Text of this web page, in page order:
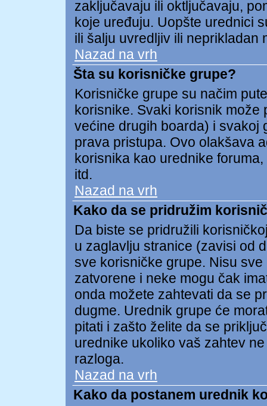
zaključavaju ili oktljučavaju,
koje uređuju. Uopšte urednici
ili šalju uvredljiv ili neprikladan
Nazad na vrh
Šta su korisničke grupe?
Korisničke grupe su načim
korisnike. Svaki korisnik može
većine drugih boarda) i svakoj
prava pristupa. Ovo olakšava
korisnika kao urednike
itd.
Nazad na vrh
Kako da se pridružim
Da biste se pridružili
u zaglavlju stranice (zavisi od
sve korisničke grupe. Nisu
zatvorene i neke mogu čak
onda možete zahtevati da se
dugme. Urednik grupe će
pitati i zašto želite da se
urednike ukoliko vaš zahtev
razloga.
Nazad na vrh
Kako da postanem urednik